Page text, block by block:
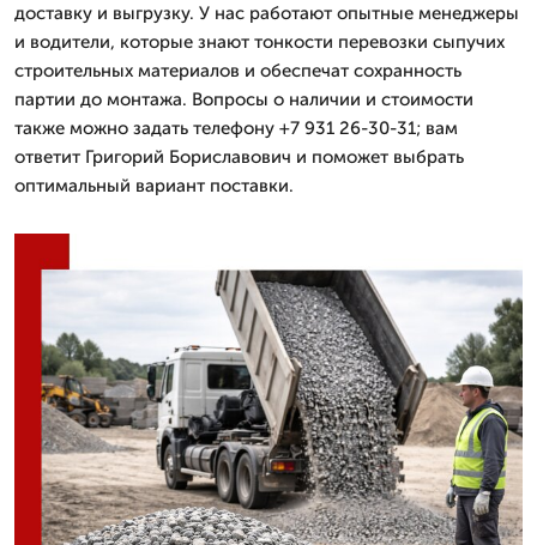
доставку и выгрузку. У нас работают опытные менеджеры
и водители, которые знают тонкости перевозки сыпучих
строительных материалов и обеспечат сохранность
партии до монтажа. Вопросы о наличии и стоимости
также можно задать телефону +7 931 26-30-31; вам
ответит Григорий Бориславович и поможет выбрать
оптимальный вариант поставки.